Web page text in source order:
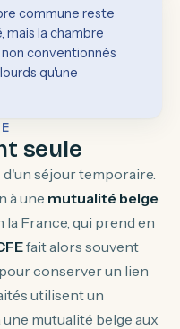
commune reste
mais la chambre
conventionnés
qu'une
seule
séjour temporaire.
à une mutualité belge
France, qui prend en
fait alors souvent
conserver un lien
utilisent un
mutualité belge aux